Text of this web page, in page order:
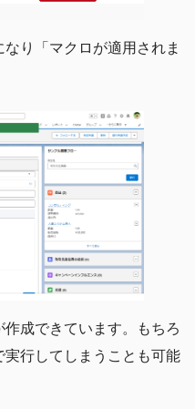
り「マクロが適用されま
成できています。もちろ
行してしまうことも可能